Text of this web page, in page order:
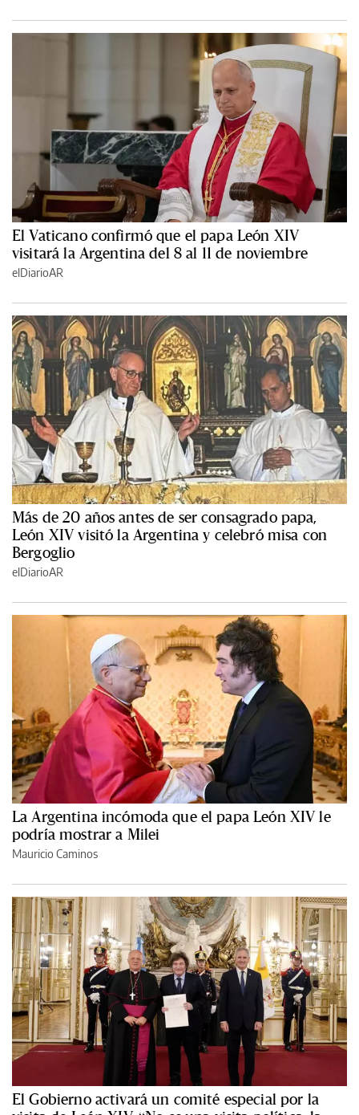
El Vaticano confirmó que el papa León XIV
visitará la Argentina del 8 al 11 de noviembre
elDiarioAR
Más de 20 años antes de ser consagrado papa,
León XIV visitó la Argentina y celebró misa con
Bergoglio
elDiarioAR
La Argentina incómoda que el papa León XIV le
podría mostrar a Milei
Mauricio Caminos
El Gobierno activará un comité especial por la